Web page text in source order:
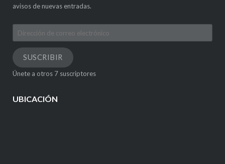
avisos de nuevas entradas.
Dirección
de
correo
electrónico
SUSCRIBIR
Únete a otros 7 suscriptores
UBICACIÓN